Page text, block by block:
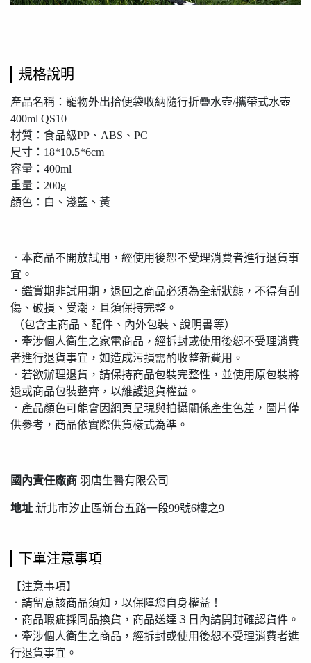
規格說明
產品名稱：寵物外出拾便袋收納隨行折疊水壺/攜帶式水壺
400ml QS10
材質：食品級PP、ABS、PC
尺寸：18*10.5*6cm
容量：400ml
重量：200g
顏色：白、淺藍、黃
．本商品不開放試用，經使用後恕不受理消費者進行退貨事
宜。
．鑑賞期非試用期，退回之商品必須為全新狀態，不得有刮
傷、破損、受潮，且須保持完整。
（包含主商品、配件、內外包裝、說明書等）
．牽涉個人衛生之家電商品，經拆封或使用後恕不受理消費
者進行退貨事宜，如造成污損需酌收整新費用。
．若欲辦理退貨，請保持商品包裝完整性，並使用原包裝將
退或商品包裝整齊，以維護退貨權益。
．產品顏色可能會因網頁呈現與拍攝關係產生色差，圖片僅
供參考，商品依實際供貨樣式為準。
國內責任廠商 羽唐生醫有限公司
地址 新北市汐止區新台五路一段99號6樓之9
下單注意事項
【注意事項】
．請留意該商品須知，以保障您自身權益！
．商品瑕疵採同品換貨，商品送達３日內請開封確認貨件。
．牽涉個人衛生之商品，經拆封或使用後恕不受理消費者進
行退貨事宜。